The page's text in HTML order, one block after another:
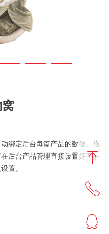
绑定后台每篇产品的数据。拖
后台产品管理直接设置好产品
置。
ꁸ
回到顶部
ꂅ
ꁗ